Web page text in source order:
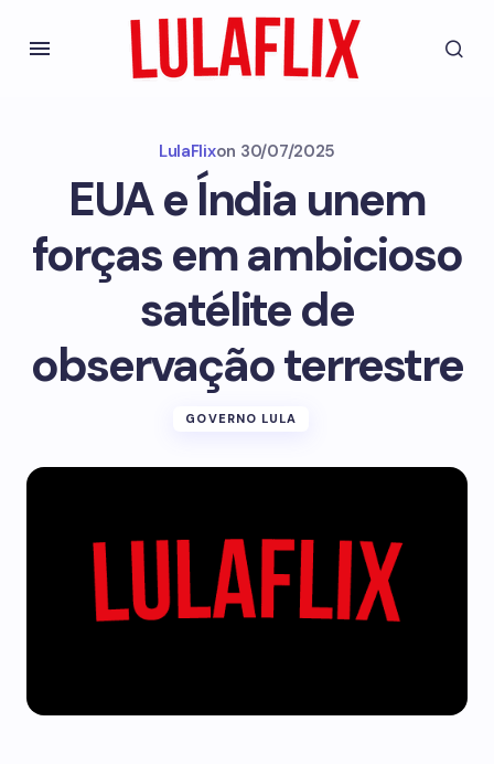
LulaFlixon 30/07/2025
EUA e Índia unem
forças em ambicioso
satélite de
observação terrestre
GOVERNO LULA